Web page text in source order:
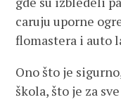
caruju uporne
flomastera i auto
Ono što je
škola, što je za